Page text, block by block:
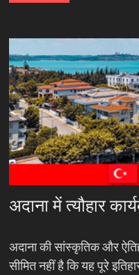
अदाना में त्यौहार
अदाना की सांस्कृतिक और
सीमित नहीं है कि यह पूरे